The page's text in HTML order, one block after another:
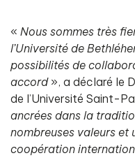
« Nous sommes très
l’Université de
possibilités de
accord», a déclaré le
de l’Université Saint-
ancrées dans la
nombreuses valeurs et
coopération